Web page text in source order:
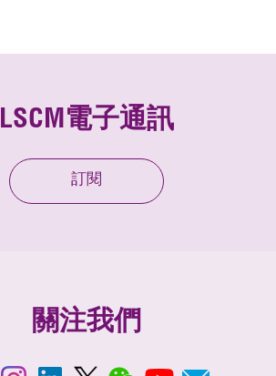
LSCM電子通訊
訂閱
關注我們